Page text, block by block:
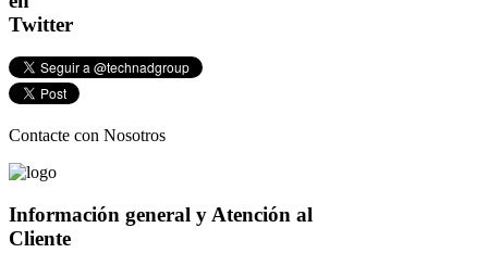
Twitter
Contacte con Nosotros
Información general y Atención al
Cliente